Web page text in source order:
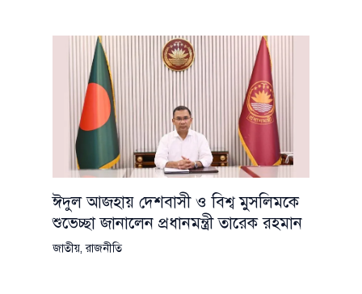
ঈদুল আজহায় দেশবাসী ও বিশ্ব মুসলিমকে
শুভেচ্ছা জানালেন প্রধানমন্ত্রী তারেক রহমান
জাতীয়,রাজনীতি